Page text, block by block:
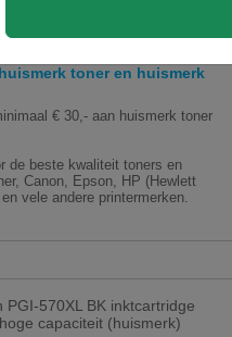
toner en huismerk
€ 30,- aan huismerk toner
de beste kwaliteit toners en
Canon, Epson, HP (Hewlett
vele andere printermerken.
PGI-570XL BK inktcartridge
capaciteit (huismerk)